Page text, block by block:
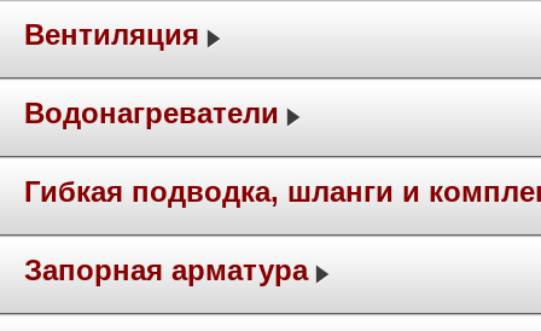
Вентиляция
Водонагреватели
Гибкая подводка, шланги и
Запорная арматура